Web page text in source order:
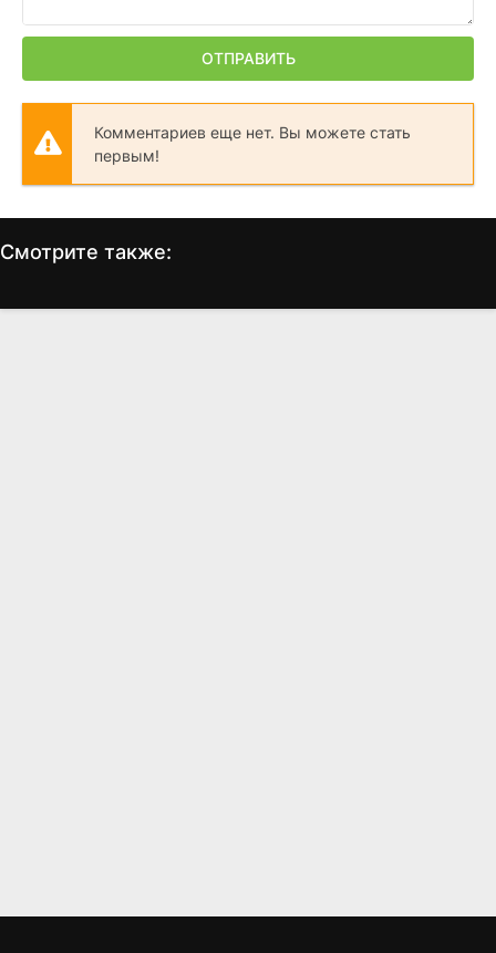
ОТПРАВИТЬ
Комментариев еще нет. Вы можете стать
первым!
Смотрите также:
Ещё одна простая
Ни даты, ни подписи